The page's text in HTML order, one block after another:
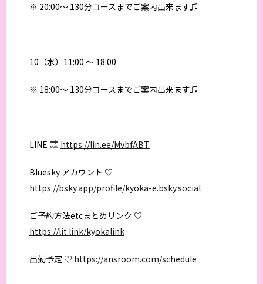
※ 20:00〜 130分コースまでご案内出来ます♫
10（水）11:00 〜 18:00
※ 18:00〜 130分コースまでご案内出来ます♫
LINE https://lin.ee/MvbfABT
Bluesky アカウント ♡
https://bsky.app/profile/kyoka-e.bsky.social
ご予約方法etcまとめリンク ♡
https://lit.link/kyokalink
出勤予定 ♡ https://ansroom.com/schedule